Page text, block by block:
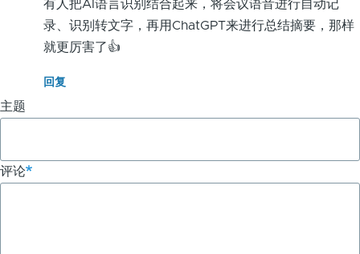
要
ChatGPT
有人把AI语言识别结合起来，将会议语音进行自动记
录、识别转文字，再用ChatGPT来进行总结摘要，那样
就更厉害了👍
回复
主题
评论